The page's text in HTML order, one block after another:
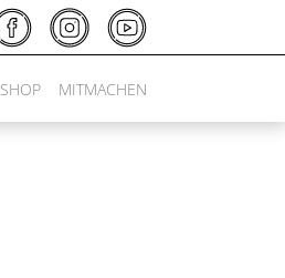
SHOP MITMACHEN